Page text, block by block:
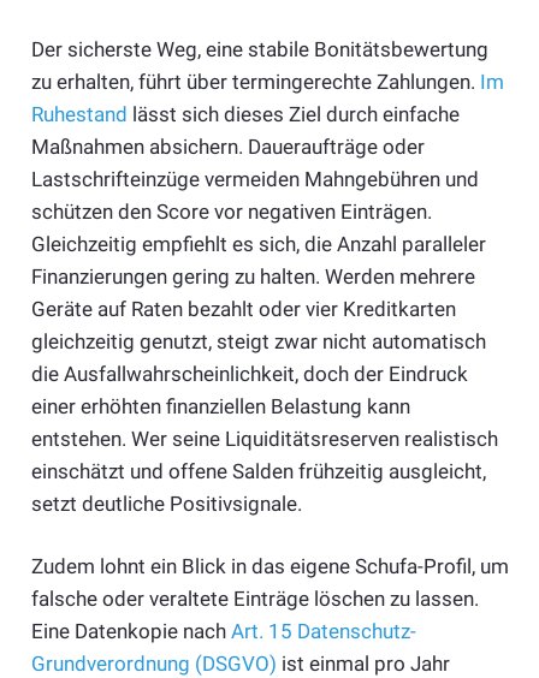
Der sicherste Weg, eine stabile Bonitätsbewertung
zu erhalten, führt über termingerechte Zahlungen. Im
Ruhestand lässt sich dieses Ziel durch einfache
Maßnahmen absichern. Daueraufträge oder
Lastschrifteinzüge vermeiden Mahngebühren und
schützen den Score vor negativen Einträgen.
Gleichzeitig empfiehlt es sich, die Anzahl paralleler
Finanzierungen gering zu halten. Werden mehrere
Geräte auf Raten bezahlt oder vier Kreditkarten
gleichzeitig genutzt, steigt zwar nicht automatisch
die Ausfallwahrscheinlichkeit, doch der Eindruck
einer erhöhten finanziellen Belastung kann
entstehen. Wer seine Liquiditätsreserven realistisch
einschätzt und offene Salden frühzeitig ausgleicht,
setzt deutliche Positivsignale.
Zudem lohnt ein Blick in das eigene Schufa-Profil, um
falsche oder veraltete Einträge löschen zu lassen.
Eine Datenkopie nach Art. 15 Datenschutz-
Grundverordnung (DSGVO) ist einmal pro Jahr